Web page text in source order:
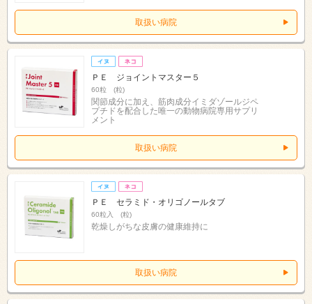
取扱い病院
ＰＥ ジョイントマスター５
60粒 (粒)
関節成分に加え、筋肉成分イミダゾールジペ
プチドを配合した唯一の動物病院専用サプリ
メント
取扱い病院
ＰＥ セラミド・オリゴノールタブ
60粒入 (粒)
乾燥しがちな皮膚の健康維持に
取扱い病院